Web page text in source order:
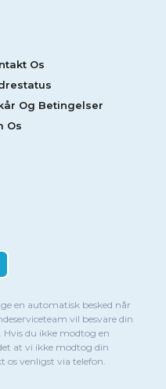
Os
Og Betingelser
Os
en automatisk besked når
vil besvare din
du ikke modtog en
at vi ikke modtog din
os venligst via telefon.